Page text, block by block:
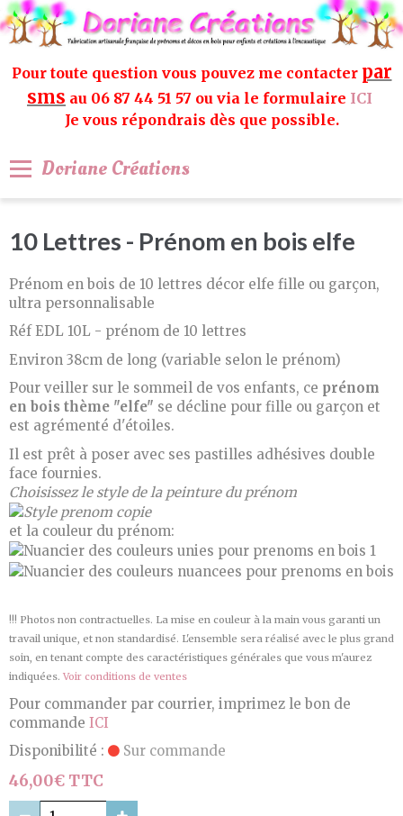
Pour toute question vous pouvez me contacter par
sms au 06 87 44 51 57 ou via le formulaire ICI
Je vous répondrais dès que possible.
Doriane Créations
10 Lettres - Prénom en bois elfe
Prénom en bois de 10 lettres décor elfe fille ou garçon,
ultra personnalisable
Réf EDL 10L - prénom de 10 lettres
Environ 38cm de long (variable selon le prénom)
Pour veiller sur le sommeil de vos enfants, ce prénom
en bois thème "elfe" se décline pour fille ou garçon et
est agrémenté d'étoiles.
Il est prêt à poser avec ses pastilles adhésives double
face fournies.
Choisissez le style de la peinture du prénom
et la couleur du prénom:
!!! Photos non contractuelles. La mise en couleur à la main vous garanti un
travail unique, et non standardisé. L'ensemble sera réalisé avec le plus grand
soin, en tenant compte des caractéristiques générales que vous m'aurez
indiquées. Voir conditions de ventes
Pour commander par courrier, imprimez le bon de
commande ICI
Disponibilité :
Sur commande
46,00€ TTC